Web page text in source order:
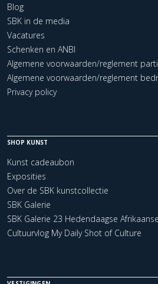
Blog
SBK in de media
Vacatures
Schenken en ANBI
Algemene voorwaarden/reglement
Algemene voorwaarden/reglement
Privacy policy
SHOP KUNST
Kunst cadeaubon
Exposities
Over de SBK kunstcollectie
SBK Galerie
SBK Galerie 23 Hedendaagse
Cultuurvlog My Daily Shot of Culture